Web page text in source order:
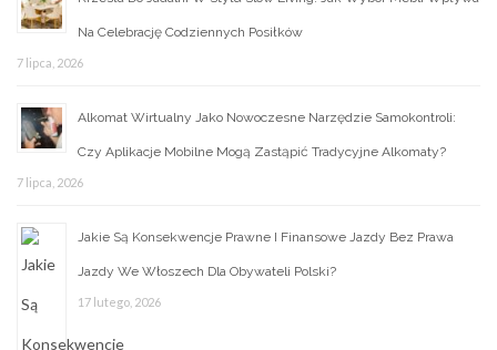
Na Celebrację Codziennych Posiłków
7 lipca, 2026
Alkomat Wirtualny Jako Nowoczesne Narzędzie Samokontroli:
Czy Aplikacje Mobilne Mogą Zastąpić Tradycyjne Alkomaty?
7 lipca, 2026
Jakie Są Konsekwencje Prawne I Finansowe Jazdy Bez Prawa
Jazdy We Włoszech Dla Obywateli Polski?
17 lutego, 2026